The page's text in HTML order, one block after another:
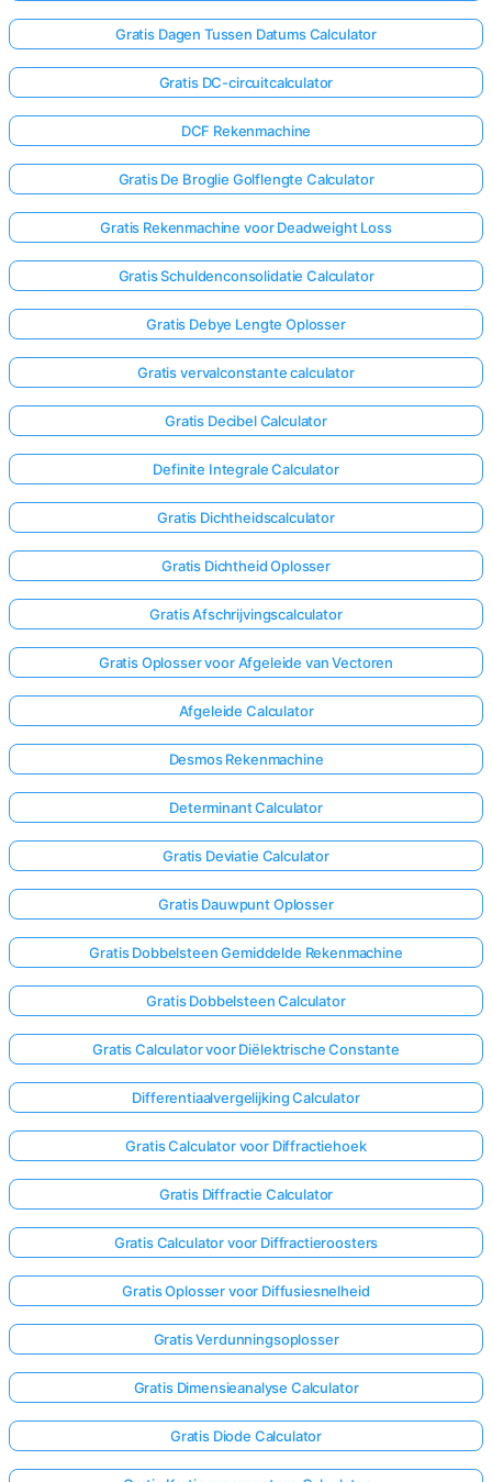
Gratis Dagen Tussen Datums Calculator
Gratis DC-circuitcalculator
DCF Rekenmachine
Gratis De Broglie Golflengte Calculator
Gratis Rekenmachine voor Deadweight Loss
Gratis Schuldenconsolidatie Calculator
Gratis Debye Lengte Oplosser
Gratis vervalconstante calculator
Gratis Decibel Calculator
Definite Integrale Calculator
Gratis Dichtheidscalculator
Gratis Dichtheid Oplosser
Gratis Afschrijvingscalculator
Gratis Oplosser voor Afgeleide van Vectoren
Afgeleide Calculator
Desmos Rekenmachine
Determinant Calculator
Gratis Deviatie Calculator
Gratis Dauwpunt Oplosser
Gratis Dobbelsteen Gemiddelde Rekenmachine
Gratis Dobbelsteen Calculator
Gratis Calculator voor Diëlektrische Constante
Differentiaalvergelijking Calculator
Gratis Calculator voor Diffractiehoek
Gratis Diffractie Calculator
Gratis Calculator voor Diffractieroosters
Gratis Oplosser voor Diffusiesnelheid
Gratis Verdunningsoplosser
Gratis Dimensieanalyse Calculator
Gratis Diode Calculator